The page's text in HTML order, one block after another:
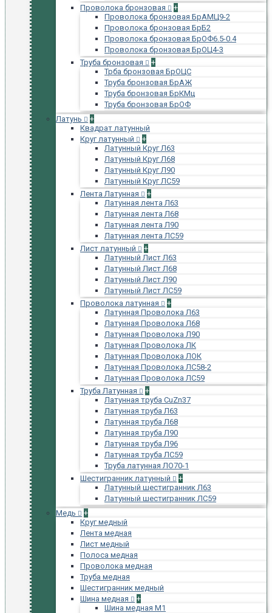
Проволока бронзовая
+
Проволока бронзовая БрАМЦ9-2
Проволока бронзовая БрБ2
Проволока бронзовая БрОФ6.5-0.4
Проволока бронзовая БрОЦ4-3
Труба бронзовая
+
Трба бронзовая БрОЦС
Труба бронзовая БрАЖ
Труба бронзовая БрКМц
Труба бронзовая БрОФ
Латунь
+
Квадрат латунный
Круг латунный
+
Латунный Круг Л63
Латунный Круг Л68
Латунный Круг Л90
Латунный Круг ЛС59
Лента Латунная
+
Латунная лента Л63
Латунная лента Л68
Латунная лента Л90
Латунная лента ЛС59
Лист латунный
+
Латунный Лист Л63
Латунный Лист Л68
Латунный Лист Л90
Латунный Лист ЛС59
Проволока латунная
+
Латунная Проволока Л63
Латунная Проволока Л68
Латунная Проволока Л90
Латунная Проволока ЛК
Латунная Проволока ЛОК
Латунная Проволока ЛС58-2
Латунная Проволока ЛС59
Труба Латунная
+
Латунная труба CuZn37
Латунная труба Л63
Латунная труба Л68
Латунная труба Л90
Латунная труба Л96
Латунная труба ЛС59
Труба латунная ЛО70-1
Шестигранник латунный
+
Латунный шестигранник Л63
Латунный шестигранник ЛС59
Медь
+
Круг медный
Лента медная
Лист медный
Полоса медная
Проволока медная
Труба медная
Шестигранник медный
Шина медная
+
Шина медная М1